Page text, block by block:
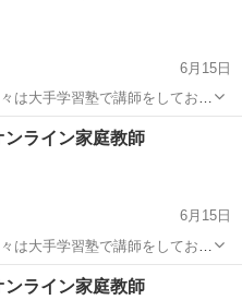
6月15日
くなったとこ
わかった！」 となる指導をし
ンライン
ライン家庭教師
6月15日
くなったとこ
わかった！」 となる指導をし
ライン家庭教師